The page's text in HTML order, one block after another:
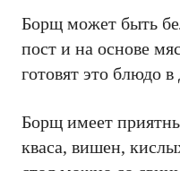
Борщ может быть
пост и на основе
готовят это блюдо
Борщ имеет
кваса, вишен,